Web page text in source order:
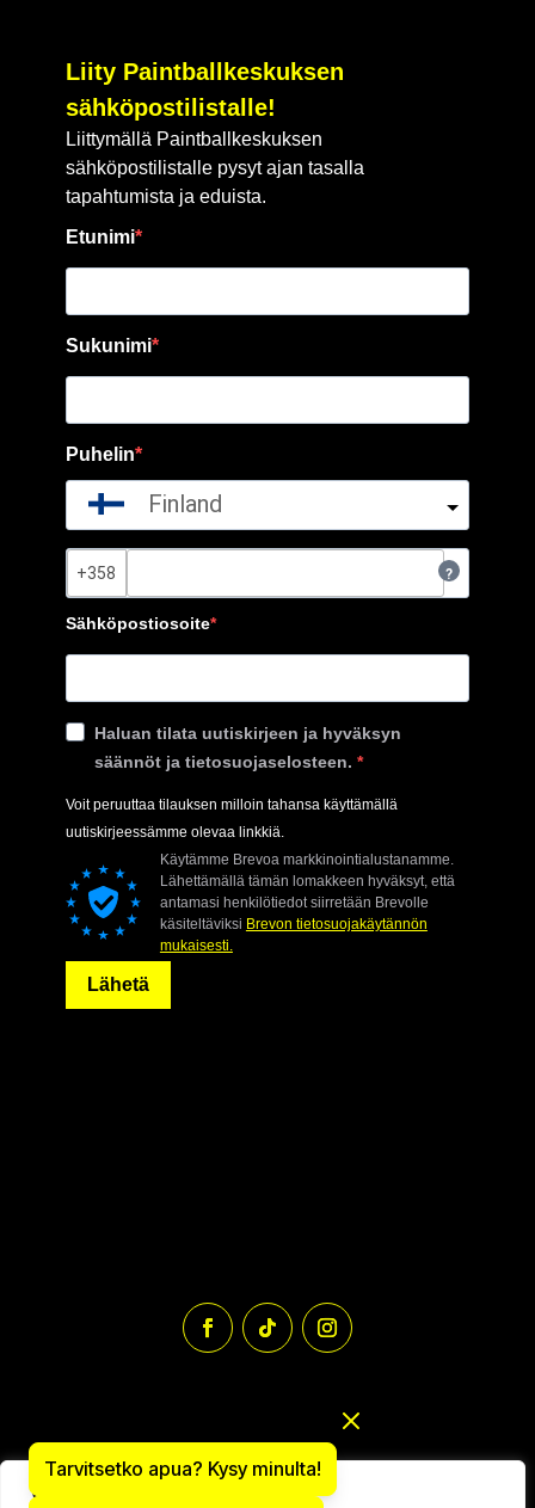
We value your privacy
Tarvitsetko apua? Kysy minulta!
Liity Paintballkeskuksen
sähköpostilistalle!
Liittymällä Paintballkeskuksen
sähköpostilistalle pysyt ajan tasalla
tapahtumista ja eduista.
Etunimi
Sukunimi
Puhelin
Finland
?
Sähköpostiosoite
Haluan tilata uutiskirjeen ja hyväksyn
säännöt ja tietosuojaselosteen.
Voit peruuttaa tilauksen milloin tahansa käyttämällä
uutiskirjeessämme olevaa linkkiä.
Käytämme Brevoa markkinointialustanamme.
Lähettämällä tämän lomakkeen hyväksyt, että
antamasi henkilötiedot siirretään Brevolle
käsiteltäviksi Brevon tietosuojakäytännön
mukaisesti.
Lähetä